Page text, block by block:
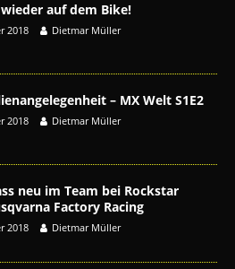
auf dem Bike!
2018 Dietmar Müller
– MX Welt S1E2
2018 Dietmar Müller
neu im Team bei Rockstar
Factory Racing
2018 Dietmar Müller